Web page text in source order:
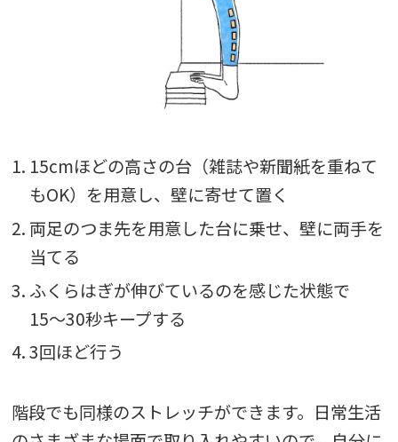
1. 15cmほどの高さの台（雑誌や新聞紙を重ねて
もOK）を用意し、壁に寄せて置く
2. 両足のつま先を用意した台に乗せ、壁に両手を
当てる
3. ふくらはぎが伸びているのを感じた状態で
15〜30秒キープする
4. 3回ほど行う
階段でも同様のストレッチができます。日常生活